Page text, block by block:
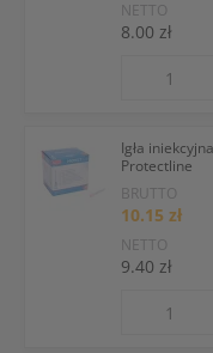
NETTO
8.00 zł
Igła
Protectline
BRUTTO
10.15 zł
NETTO
9.40 zł